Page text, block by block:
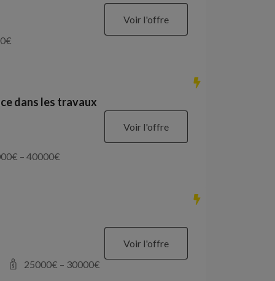
€
Voir l'offre
dans les travaux
€ – 40000€
Voir l'offre
25000€ – 30000€
Voir l'offre